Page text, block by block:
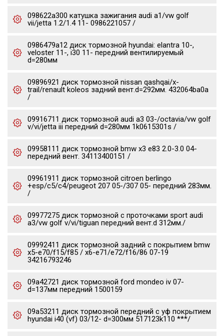
098622a300 катушка зажигания audi a1/vw golf
vii/jetta 1.2/1.4 11- 0986221057 /
0986479a12 диск тормозной hyundai: elantra 10-,
veloster 11-, i30 11- передний вентилируемый
d=280мм
09896921 диск тормозной nissan qashqai/x-
trail/renault koleos задний вент.d=292мм. 432064ba0a
/
09916711 диск тормозной audi a3 03-/octavia/vw golf
v/vi/jetta iii передний d=280мм 1k0615301s /
09958111 диск тормозной bmw x3 e83 2.0-3.0 04-
передний вент. 34113400151 /
09961911 диск тормозной citroen berlingo
+esp/c5/c4/peugeot 207 05-/307 05- передний 283мм.
/
09977275 диск тормозной c проточками sport audi
a3/vw golf v/vi/tiguan передний вент.d 312мм./
09992411 диск тормозной задний с покрытием bmw
x5-e70/f15/f85 / x6-e71/e72/f16/86 07-19
34216793246
09a42721 диск тормозной ford mondeo iv 07-
d=137мм передний 1500159
09a53211 диск тормозной передний с уф покрытием
hyundai i40 (vf) 03/12- d=300мм 517123k110 ***/